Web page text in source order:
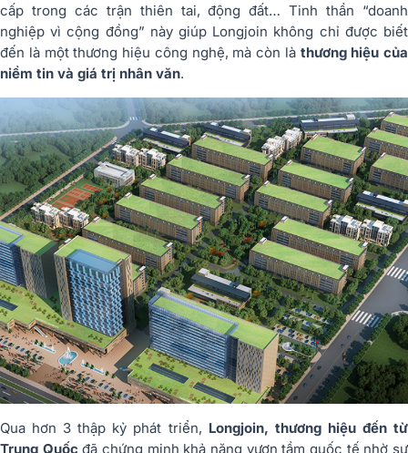
cấp trong các trận thiên tai, động đất…Tinh thần “doanh
nghiệp vì cộng đồng” này giúp Longjoin không chỉ được biết
đến là một thương hiệu công nghệ, mà còn là thương hiệu của
niềm tin và giá trị nhân văn.
Qua hơn 3 thập kỷ phát triển, Longjoin, thương hiệu đến từ
Trung Quốc đã chứng minh khả năng vươn tầm quốc tế nhờ sự